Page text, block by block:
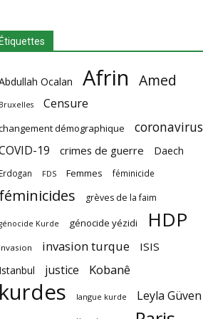
Étiquettes
Ocalan Afrin Amed
Bruxelles Censure
démographique coronavirus
19 crimes de guerre Daech
Erdogan FDS Femmes féminicide
féminicides grèves de la faim
Kurde génocide yézidi HDP
invasion invasion turque ISIS
Istanbul justice Kobanê
kurdes langue kurde Leyla Güven